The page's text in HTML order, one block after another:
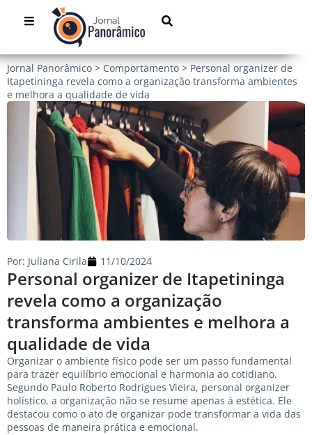
Jornal Panorâmico > Comportamento > Personal organizer de
Itapetininga revela como a organização transforma ambientes
e melhora a qualidade de vida
Personal organizer de Itapetininga
revela como a organização
transforma ambientes e melhora a
qualidade de vida
Por: Juliana Cirila 11/10/2024
Organizar o ambiente físico pode ser um passo fundamental
para trazer equilíbrio emocional e harmonia ao cotidiano.
Segundo Paulo Roberto Rodrigues Vieira, personal organizer
holístico, a organização não se resume apenas à estética. Ele
destacou como o ato de organizar pode transformar a vida das
pessoas de maneira prática e emocional.